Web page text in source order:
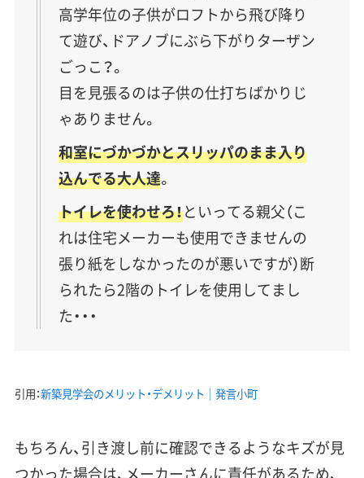
高学年位の子供がロフトから飛び降り
て遊び、ドアノブにぶら下がりターザン
ごっこ？。
目を見張るのは子供の仕打ちばかりじ
ゃありません。
和室にづかづかとスリッパのまま入り
込んでる大人達。
トイレを使わせろ！といってる親父（こ
れは住宅メーカーも使用できませんの
張り紙をしなかったのが悪いですが）断
られたら2階のトイレを使用してまし
た・・・
引用：新築見学会のメリット・デメリット｜発言小町
もちろん、引き渡し前に確認できるようなキズが見